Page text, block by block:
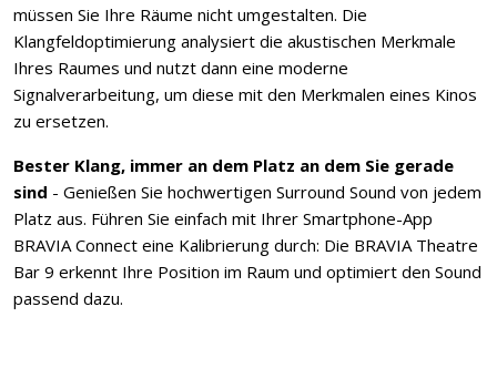
müssen Sie Ihre Räume nicht umgestalten. Die
Klangfeldoptimierung analysiert die akustischen Merkmale
Ihres Raumes und nutzt dann eine moderne
Signalverarbeitung, um diese mit den Merkmalen eines Kinos
zu ersetzen.
Bester Klang, immer an dem Platz an dem Sie gerade
sind - Genießen Sie hochwertigen Surround Sound von jedem
Platz aus. Führen Sie einfach mit Ihrer Smartphone-App
BRAVIA Connect eine Kalibrierung durch: Die BRAVIA Theatre
Bar 9 erkennt Ihre Position im Raum und optimiert den Sound
passend dazu.